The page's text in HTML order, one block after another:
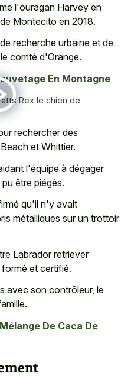
l'ouragan Harvey en
Montecito en 2018.
recherche urbaine et de
comté d'Orange.
En Montagne
Rex le chien de
rechercher des
et Whittier.
l'équipe à dégager
être piégés.
qu'il n'y avait
métalliques sur un trottoir
Labrador retriever
et certifié.
avec son contrôleur, le
De Caca De